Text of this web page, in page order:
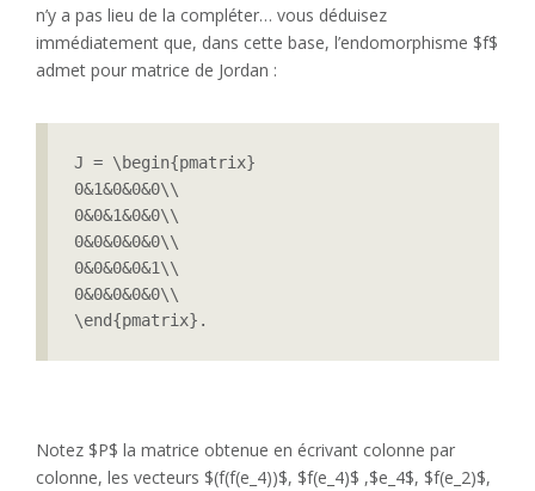
n’y a pas lieu de la compléter… vous déduisez
immédiatement que, dans cette base, l’endomorphisme $f$
admet pour matrice de Jordan :
J = \begin{pmatrix}
0&1&0&0&0\\
0&0&1&0&0\\
0&0&0&0&0\\
0&0&0&0&1\\
0&0&0&0&0\\
\end{pmatrix}.
Notez $P$ la matrice obtenue en écrivant colonne par
colonne, les vecteurs $(f(f(e_4))$, $f(e_4)$ ,$e_4$, $f(e_2)$,